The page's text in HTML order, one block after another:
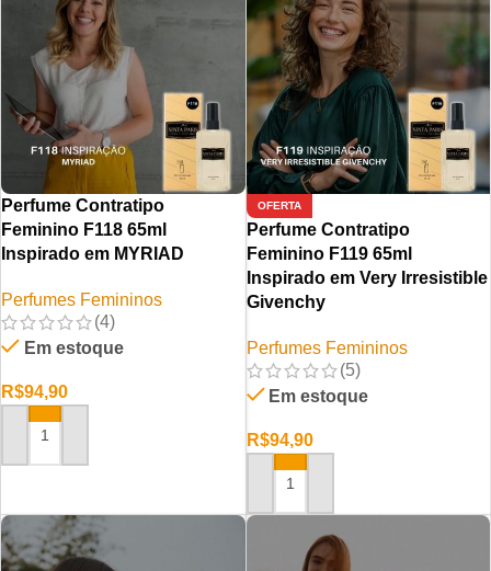
Perfume Contratipo
Feminino F118 65ml
Inspirado em MYRIAD
Perfumes Femininos
(4)
Em estoque
R$94,90
ADICIONAR AO CARRINHO
OFERTA
Perfume Contratipo
Feminino F119 65ml
Inspirado em Very Irresistible
Givenchy
Perfumes Femininos
(5)
Em estoque
R$94,90
ADICIONAR AO CARRINHO